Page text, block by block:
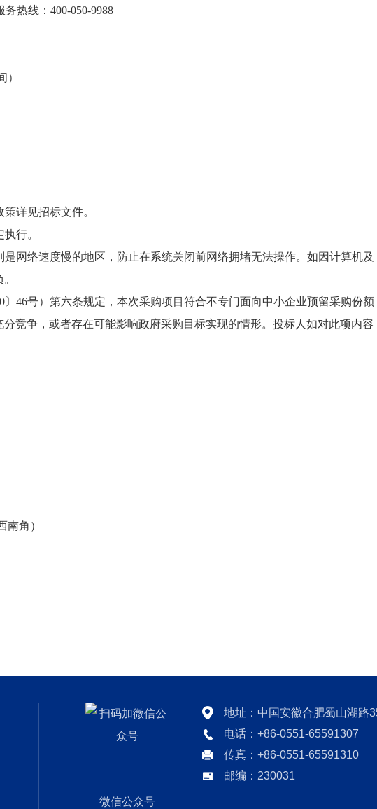
热线：400-050-9988
）
详见招标文件。
行。
网络速度慢的地区，防止在系统关闭前网络拥堵无法操作。如因计算机及
46号）第六条规定，本次采购项目符合不专门面向中小企业预留采购份额
竞争，或者存在可能影响政府采购目标实现的情形。投标人如对此项内容
角）
微信公众号
地址：中国安徽合肥蜀山湖路
电话：+86-0551-65591307
传真：+86-0551-65591310
邮编：230031